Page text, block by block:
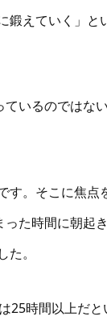
鍛えていく」と
いるのではな
す。そこに焦点
った時間に朝起
。
25時間以上だと